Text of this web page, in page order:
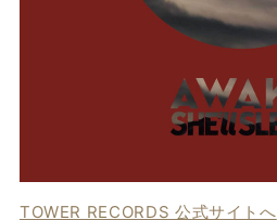
TOWER RECORDS 公式サイトへ